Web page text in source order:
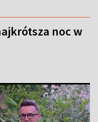
noc w